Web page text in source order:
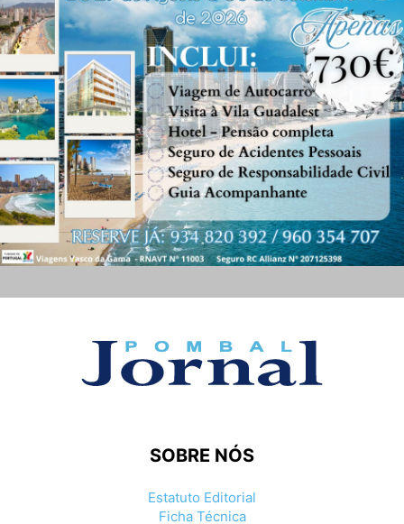
SOBRE NÓS
Estatuto Editorial
Ficha Técnica